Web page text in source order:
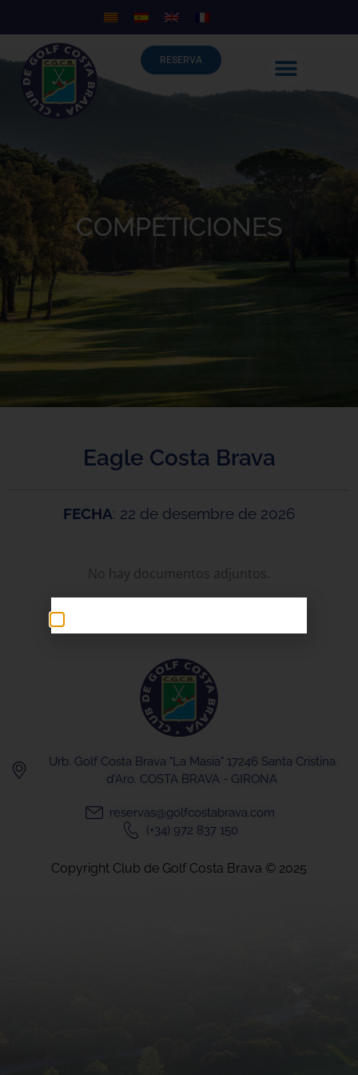
RESERVA
COMPETICIONES
Eagle Costa Brava
FECHA: 22 de desembre de 2026
No hay documentos adjuntos.
Urb. Golf Costa Brava "La Masia" 17246 Santa Cristina
d'Aro. COSTA BRAVA - GIRONA
reservas@golfcostabrava.com
(+34) 972 837 150
Copyright Club de Golf Costa Brava © 2025